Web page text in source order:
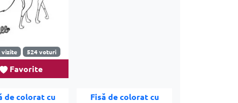
vizite 524 voturi
Favorite
de colorat cu
Fisă de colorat cu